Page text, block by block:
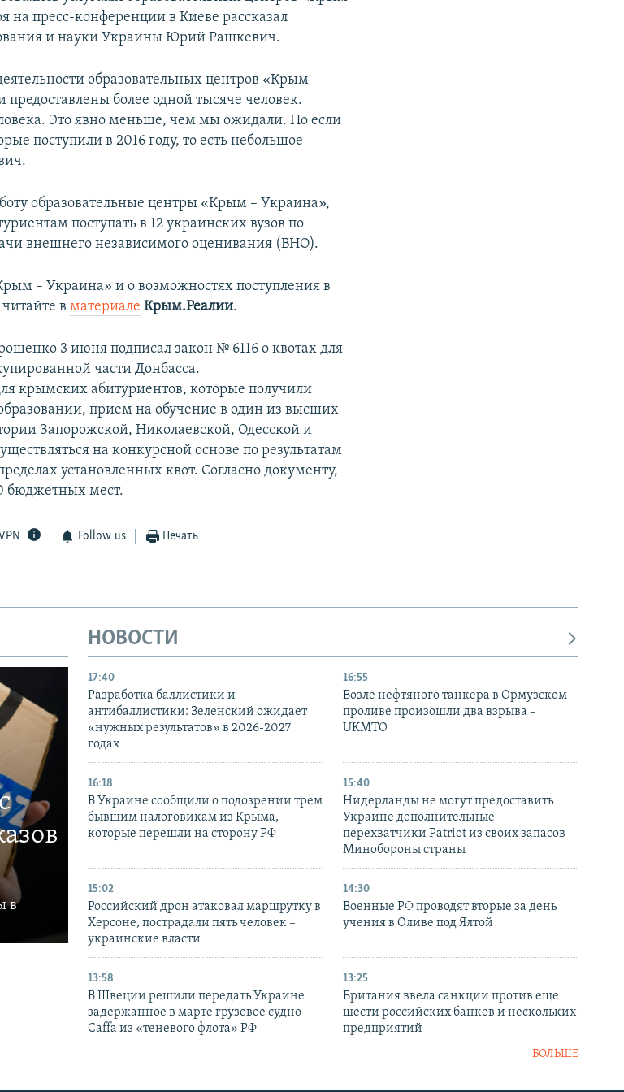
на пресс-конференции в Киеве рассказал
и науки Украины Юрий Рашкевич.
образовательных центров «Крым –
более одной тысяче человек.
Это явно меньше, чем мы ожидали. Но если
поступили в 2016 году, то есть небольшое
образовательные центры «Крым – Украина»,
поступать в 12 украинских вузов по
внешнего независимого оценивания (ВНО).
– Украина» и о возможностях поступления в
вматериале Крым.Реалии.
3 июня подписал закон № 6116 о квотах для
части Донбасса.
крымских абитуриентов, которые получили
прием на обучение в один из высших
Запорожской, Николаевской, Одесской и
на конкурсной основе по результатам
установленных квот. Согласно документу,
бюджетных мест.
Follow us Печать
в
НОВОСТИ
17:40
Разработка баллистики и
антибаллистики: Зеленский ожидает
«нужных результатов» в 2026-2027
годах
16:55
Возле нефтяного танкера в Ормузском
проливе произошли два взрыва –
UKMTO
16:18
В Украине сообщили о подозрении трем
бывшим налоговикам из Крыма,
которые перешли на сторону РФ
15:40
Нидерланды не могут предоставить
Украине дополнительные
перехватчики Patriot из своих запасов –
Минобороны страны
15:02
Российский дрон атаковал маршрутку в
Херсоне, пострадали пять человек –
украинские власти
14:30
Военные РФ проводят вторые за день
учения в Оливе под Ялтой
13:58
В Швеции решили передать Украине
задержанное в марте грузовое судно
Caffa из «теневого флота» РФ
13:25
Британия ввела санкции против еще
шести российских банков и нескольких
предприятий
БОЛЬШЕ